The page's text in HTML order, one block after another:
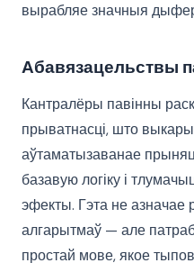
вырабляе значныя
Абавязацельствы
Кантралёры павінны
прыватнасці, што
аўтаматызаванае
базавую логіку і
эфекты. Гэта не
алгарытмаў — але
простай мове, якое